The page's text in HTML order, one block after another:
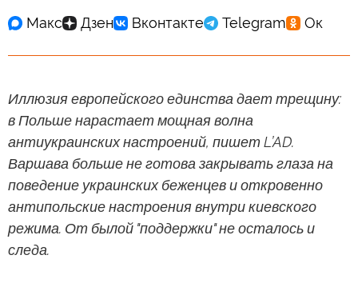
Иллюзия европейского единства дает трещину:
в Польше нарастает мощная волна
антиукраинских настроений, пишет L’AD.
Варшава больше не готова закрывать глаза на
поведение украинских беженцев и откровенно
антипольские настроения внутри киевского
режима. От былой "поддержки" не осталось и
следа.